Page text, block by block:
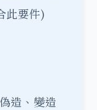
此要件)
造、變造